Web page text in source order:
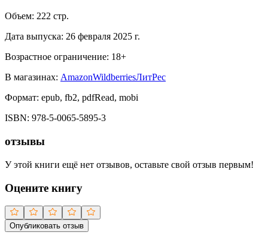
Объем: 222 стр.
Дата выпуска: 26 февраля 2025 г.
Возрастное ограничение: 18+
В магазинах: AmazonWildberriesЛитРес
Формат: epub, fb2, pdfRead, mobi
ISBN: 978-5-0065-5895-3
отзывы
У этой книги ещё нет отзывов, оставьте свой отзыв первым!
Оцените книгу
Опубликовать отзыв